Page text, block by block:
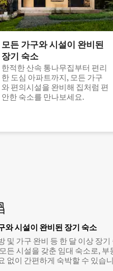
모든 가구와 시설이 완비된
장기 숙소
한적한 산속 통나무집부터 편리
한 도심 아파트까지, 모든 가구
와 편의시설을 완비해 집처럼 편
안한 숙소를 만나보세요.
와 시설이 완비된 장기 숙소
및 가구 완비 등 한 달 이상 장
든 시설을 갖춘 임대 숙소로, 부
없이 간편하게 숙박할 수 있습